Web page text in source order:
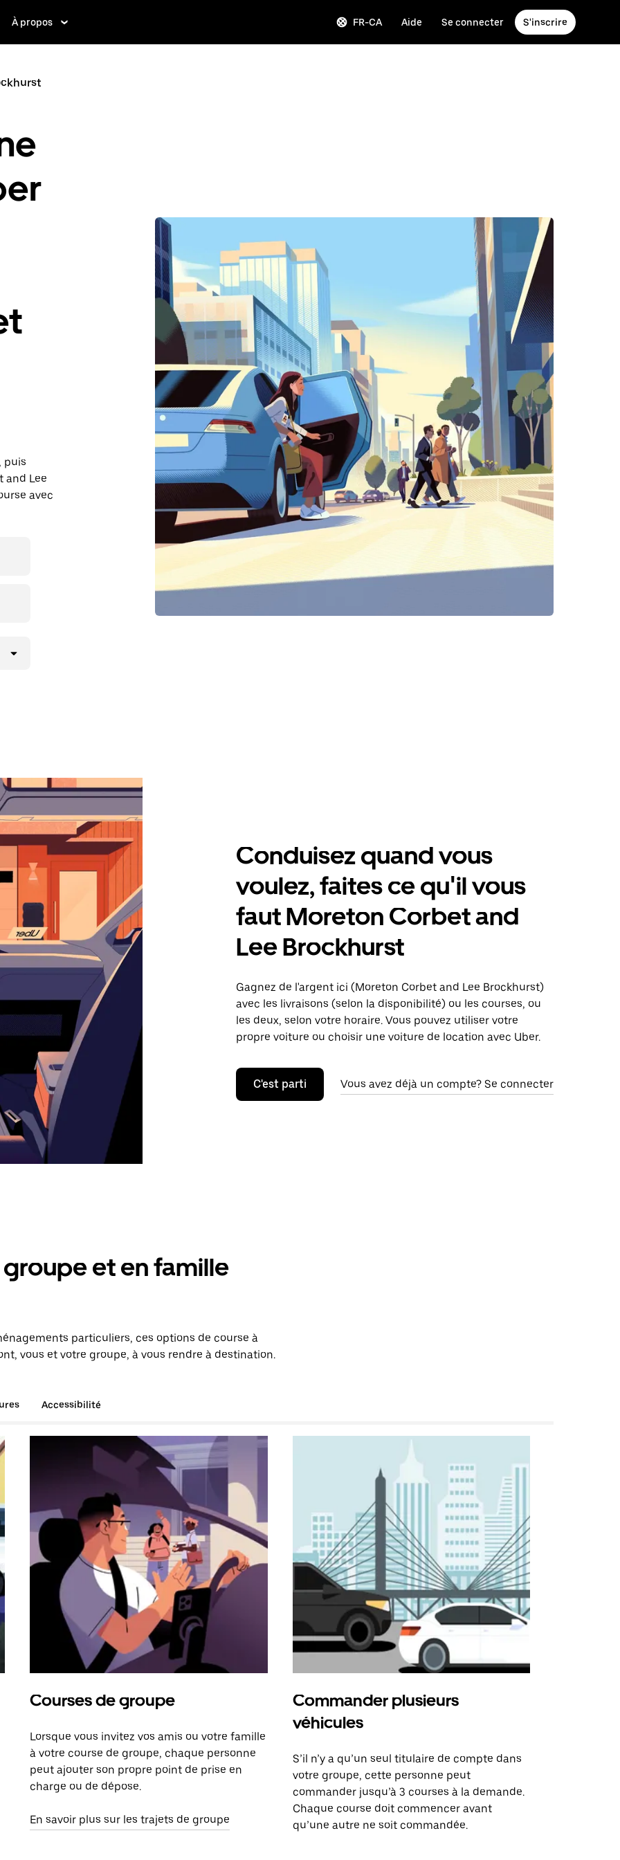
À propos FR-CA Aide Se connecter S'inscrire
puis
and Lee
avec
Conduisez quand vous
voulez, faites ce qu'il vous
faut Moreton Corbet and
Lee Brockhurst
Gagnez de l'argent ici (Moreton Corbet and Lee Brockhurst)
avec les livraisons (selon la disponibilité) ou les courses, ou
les deux, selon votre horaire. Vous pouvez utiliser votre
propre voiture ou choisir une voiture de location avec Uber.
C'est parti Vous avez déjà un compte? Se connecter
et en famille
particuliers, ces options de course à
vous et votre groupe, à vous rendre à destination.
Accessibilité
Courses de groupe
Lorsque vous invitez vos amis ou votre famille
à votre course de groupe, chaque personne
peut ajouter son propre point de prise en
charge ou de dépose.
En savoir plus sur les trajets de groupe
Commander plusieurs
véhicules
S’il n’y a qu’un seul titulaire de compte dans
votre groupe, cette personne peut
commander jusqu’à 3 courses à la demande.
Chaque course doit commencer avant
qu’une autre ne soit commandée.